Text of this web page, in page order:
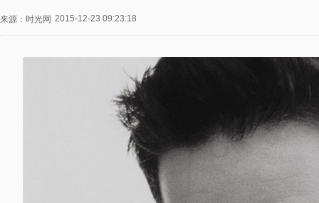
来源：时光网 2015-12-23 09:23:18